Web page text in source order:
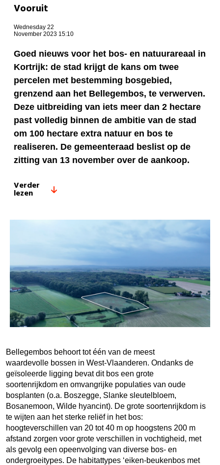
Vooruit
Wednesday 22
November 2023 15:10
Goed nieuws voor het bos- en natuurareaal in
Kortrijk: de stad krijgt de kans om twee
percelen met bestemming bosgebied,
grenzend aan het Bellegembos, te verwerven.
Deze uitbreiding van iets meer dan 2 hectare
past volledig binnen de ambitie van de stad
om 100 hectare extra natuur en bos te
realiseren. De gemeenteraad beslist op de
zitting van 13 november over de aankoop.
Verder
lezen
Bellegembos behoort tot één van de meest
waardevolle bossen in West-Vlaanderen. Ondanks de
geïsoleerde ligging bevat dit bos een grote
soortenrijkdom en omvangrijke populaties van oude
bosplanten (o.a. Boszegge, Slanke sleutelbloem,
Bosanemoon, Wilde hyancint). De grote soortenrijkdom is
te wijten aan het sterke reliëf in het bos:
hoogteverschillen van 20 tot 40 m op hoogstens 200 m
afstand zorgen voor grote verschillen in vochtigheid, met
als gevolg een opeenvolging van diverse bos- en
ondergroeitypes. De habitattypes ‘eiken-beukenbos met